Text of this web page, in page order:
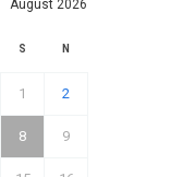
August 2026
S N
1 2
8 9